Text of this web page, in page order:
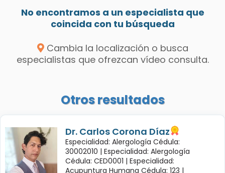
No encontramos a un especialista que
coincida con tu búsqueda
Cambia la localización o busca
especialistas que ofrezcan vídeo consulta.
Otros resultados
Dr. Carlos Corona Díaz
Especialidad: Alergología Cédula:
30002010 | Especialidad: Alergología
Cédula: CED0001 | Especialidad:
Acupuntura Humana Cédula: 123 |